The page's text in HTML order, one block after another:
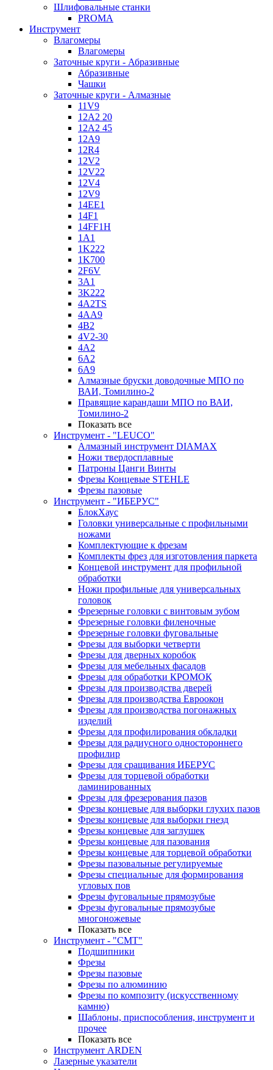
Шлифовальные станки
PROMA
Инструмент
Влагомеры
Влагомеры
Заточные круги - Абразивные
Абразивные
Чашки
Заточные круги - Алмазные
11V9
12A2 20
12A2 45
12A9
12R4
12V2
12V22
12V4
12V9
14EE1
14F1
14FF1H
1A1
1K222
1K700
2F6V
3A1
3K222
4A2TS
4AA9
4B2
4V2-30
4А2
6A2
6A9
Алмазные бруски доводочные МПО по
ВАИ, Томилино-2
Правящие карандаши МПО по ВАИ,
Томилино-2
Показать все
Инструмент - "LEUCO"
Алмазный инструмент DIAMAX
Ножи твердосплавные
Патроны Цанги Винты
Фрезы Концевые STEHLE
Фрезы пазовые
Инструмент - "ИБЕРУС"
БлокХаус
Головки универсальные с профильными
ножами
Комплектующие к фрезам
Комплекты фрез для изготовления паркета
Концевой инструмент для профильной
обработки
Ножи профильные для универсальных
головок
Фрезерные головки с винтовым зубом
Фрезерные головки филеночные
Фрезерные головки фуговальные
Фрезы для выборки четверти
Фрезы для дверных коробок
Фрезы для мебельных фасадов
Фрезы для обработки КРОМОК
Фрезы для производства дверей
Фрезы для производства Евроокон
Фрезы для производства погонажных
изделий
Фрезы для профилирования обкладки
Фрезы для радиусного одностороннего
профилир
Фрезы для сращивания ИБЕРУС
Фрезы для торцевой обработки
ламинированных
Фрезы для фрезерования пазов
Фрезы концевые для выборки глухих пазов
Фрезы концевые для выборки гнезд
Фрезы концевые для заглушек
Фрезы концевые для пазования
Фрезы концевые для торцевой обработки
Фрезы пазовальные регулируемые
Фрезы специальные для формирования
угловых пов
Фрезы фуговальные прямозубые
Фрезы фуговальные прямозубые
многоножевые
Показать все
Инструмент - "СМТ"
Подшипники
Фрезы
Фрезы пазовые
Фрезы по алюминию
Фрезы по композиту (искусственному
камню)
Шаблоны, приспособления, инструмент и
прочее
Показать все
Инструмент ARDEN
Лазерные указатели